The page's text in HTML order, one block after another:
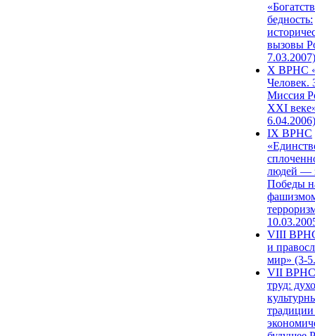
бедность:
вызовы
7.03.2007)
X ВРНС
Человек.
Миссия
XXI
6.04.2006)
IX ВРНС
людей —
Победы
VIII
и
мир» (3-
VII ВРНС
труд: